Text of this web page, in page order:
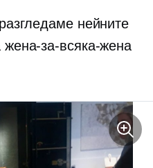
нейните
жена-за-всяка-жена